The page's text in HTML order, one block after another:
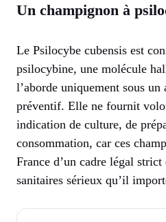
Un champignon à
Le Psilocybe cubensis est
psilocybine, une molécule
l’aborde uniquement sous
préventif. Elle ne fournit
indication de culture, de
consommation, car ces
France d’un cadre légal strict
sanitaires sérieux qu’il